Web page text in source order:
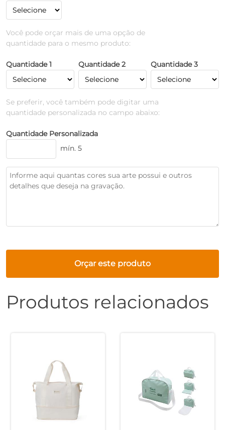
Você pode orçar mais de uma opção de
quantidade para o mesmo produto:
Quantidade 1 Quantidade 2 Quantidade 3
Se preferir, você também pode digitar uma
quantidade personalizada no campo abaixo:
Quantidade Personalizada
mín. 5
Orçar este produto
Produtos relacionados